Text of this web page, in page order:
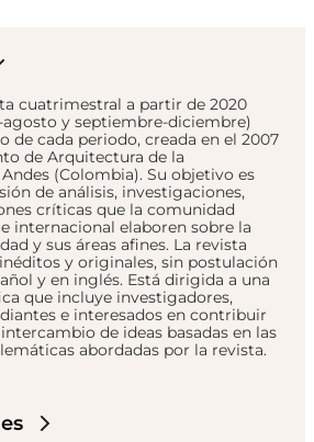
cuatrimestral a partir de 2020
y septiembre-diciembre)
de cada periodo, creada en el 2007
de Arquitectura de la
(Colombia). Su objetivo es
de análisis, investigaciones,
críticas que la comunidad
internacional elaboren sobre la
y sus áreas afines. La revista
y originales, sin postulación
y en inglés. Está dirigida a una
que incluye investigadores,
e interesados en contribuir
de ideas basadas en las
abordadas por la revista.